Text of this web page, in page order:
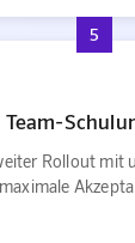
5
Rollout mit